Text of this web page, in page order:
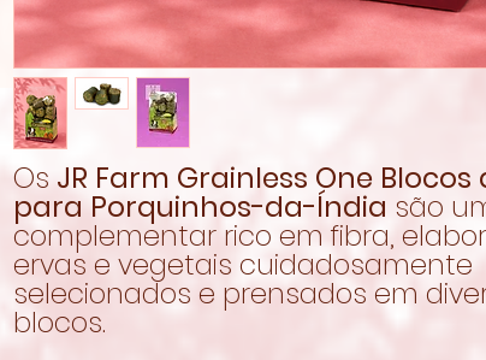
Os JR Farm Grainless One Blocos
para Porquinhos-da-Índia são
complementar rico em fibra,
ervas e vegetais cuidadosamente
selecionados e prensados em
blocos.